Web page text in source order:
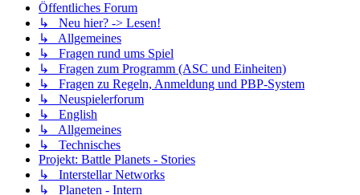
Öffentliches Forum
↳ Neu hier? -> Lesen!
↳ Allgemeines
↳ Fragen rund ums Spiel
↳ Fragen zum Programm (ASC und Einheiten)
↳ Fragen zu Regeln, Anmeldung und PBP-System
↳ Neuspielerforum
↳ English
↳ Allgemeines
↳ Technisches
Projekt: Battle Planets - Stories
↳ Interstellar Networks
↳ Planeten - Intern